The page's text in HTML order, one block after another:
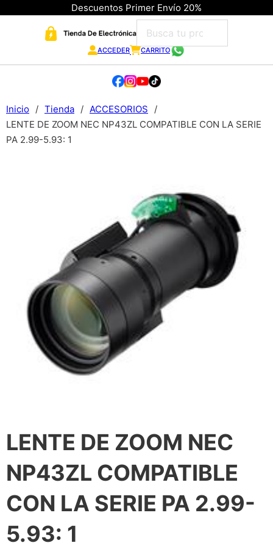
Descuentos Primer Envío 20%
ACCEDER CARRITO
Inicio / Tienda / ACCESORIOS
/
LENTE DE ZOOM NEC NP43ZL COMPATIBLE CON LA SERIE
PA 2.99-5.93: 1
LENTE DE ZOOM NEC
NP43ZL COMPATIBLE
CON LA SERIE PA 2.99-
5.93: 1